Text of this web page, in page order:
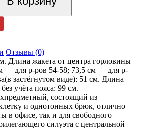
Отзывы (0)
Длина жакета от центра горловины
— для р-ров 54-58; 73,5 см — для р-
застёгнутом виде): 51 см. Длина
учёта пояса: 99 см.
состоящий из
и однотонных брюк, отлично
в офисе, так и для свободного
силуэта с центральной